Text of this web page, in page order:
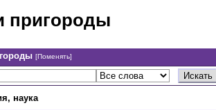
пригороды
[Поменять]
наука